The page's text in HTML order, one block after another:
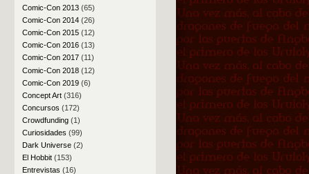
Comic-Con 2013(65)
Comic-Con 2014(26)
Comic-Con 2015(12)
Comic-Con 2016(13)
Comic-Con 2017(11)
Comic-Con 2018(12)
Comic-Con 2019(6)
Concept Art(316)
Concursos (172)
Crowdfunding(1)
Curiosidades (99)
Dark Universe(2)
El Hobbit(153)
Entrevistas (16)